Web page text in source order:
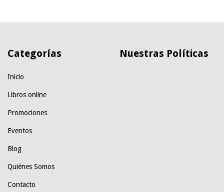
Categorías
Inicio
Libros online
Promociones
Eventos
Blog
Quiénes Somos
Contacto
Nuestras Políticas